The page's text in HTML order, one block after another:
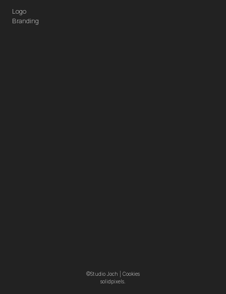
Logo
Branding
©Studio Joch | Cookies
solidpixels.